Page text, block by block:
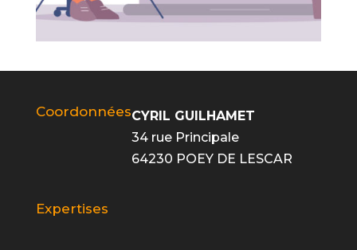
CoordonnéesCYRIL GUILHAMET
34 rue Principale
64230 POEY DE LESCAR
Expertises